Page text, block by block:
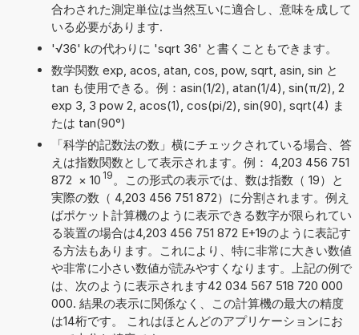
合わされた測定単位は当然互いに適合し、意味を成して
いる必要があります.
'√36' kの代わりに 'sqrt 36' と書くこともできます。
数学関数 exp, acos, atan, cos, pow, sqrt, asin, sin と
tan も使用できる。例：asin(1/2), atan(1/4), sin(π/2), 2
exp 3, 3 pow 2, acos(1), cos(pi/2), sin(90), sqrt(4) ま
たは tan(90°)
「科学的記数法の数」横にチェックされている場合、答
えは指数関数として表示されます。例： 4,203 456 751
872 × 10 19 。この形式の表示では、数は指数（ 19）と
実際の数（ 4,203 456 751 872）に分割されます。例え
ばポケット計算機のように表示できる数字が限られてい
る装置の場合は4,203 456 751 872 E+19のように表記す
る方法もあります。これにより、特に非常に大きい数値
や非常に小さい数値が読みやすくなります。上記の例で
は、次のように表示されます42 034 567 518 720 000
000. 結果の表示に関係なく、この計算機の最大の精度
は14桁です。 これはほとんどのアプリケーションにお